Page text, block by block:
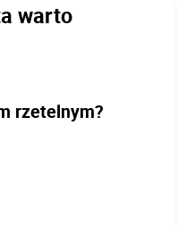
warto
rzetelnym?